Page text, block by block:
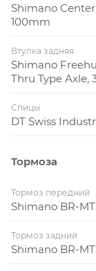
Shimano
100mm
Втулка задняя
Shimano
Thru Type Axle,
Спицы
DT Swiss
Тормоза
Тормоз передний
Shimano BR-
Тормоз задний
Shimano BR-